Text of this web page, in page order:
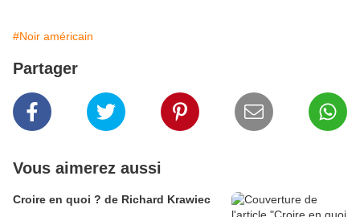
#Noir américain
Partager
Vous aimerez aussi
Croire en quoi ? de Richard Krawiec